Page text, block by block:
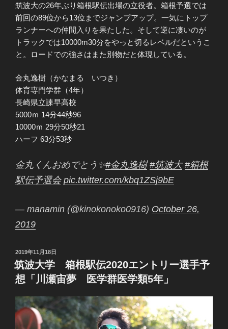
筑波大の26年ぶり箱根駅伝出場の立役者。箱根予選では
前回の89位から13位までジャンプアップ。一気にトップ
ランナーへの仲間入りを果たした。そして逆に凄いのが
トラックでは10000m30分をやっと切るレベルだというこ
と。ロードでの強さはまた別物だと体現している。
金丸逸樹（かなまる いつき）
体育専門学群（4年）
長崎県立諫早高校
5000ｍ 14分44秒96
10000ｍ 29分50秒21
ハーフ 63分53秒
金丸くんおめでとう✨#金丸逸樹 #筑波大 #箱根
駅伝予選会 pic.twitter.com/kbq1ZSj9bE
— manamin (@kinokonoko0916) October 26,
2019
投
稿
日:
2019年11月18日
筑波大学 箱根駅伝2020エントリー選手予
想「川瀬宙夢 医学群医学類5年」